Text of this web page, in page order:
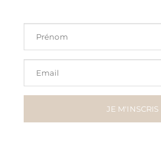
Prénom
Email
JE M'INSCRIS